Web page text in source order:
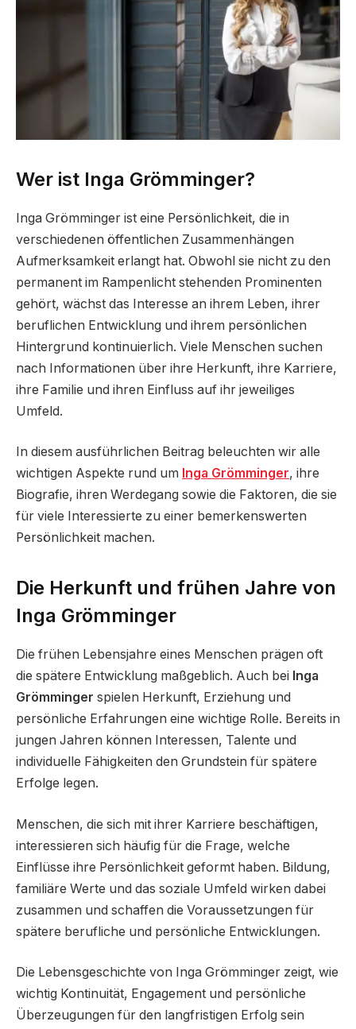
Wer ist Inga Grömminger?
Inga Grömminger ist eine Persönlichkeit, die in
verschiedenen öffentlichen Zusammenhängen
Aufmerksamkeit erlangt hat. Obwohl sie nicht zu den
permanent im Rampenlicht stehenden Prominenten
gehört, wächst das Interesse an ihrem Leben, ihrer
beruflichen Entwicklung und ihrem persönlichen
Hintergrund kontinuierlich. Viele Menschen suchen
nach Informationen über ihre Herkunft, ihre Karriere,
ihre Familie und ihren Einfluss auf ihr jeweiliges
Umfeld.
In diesem ausführlichen Beitrag beleuchten wir alle
wichtigen Aspekte rund um Inga Grömminger, ihre
Biografie, ihren Werdegang sowie die Faktoren, die sie
für viele Interessierte zu einer bemerkenswerten
Persönlichkeit machen.
Die Herkunft und frühen Jahre von
Inga Grömminger
Die frühen Lebensjahre eines Menschen prägen oft
die spätere Entwicklung maßgeblich. Auch bei Inga
Grömminger spielen Herkunft, Erziehung und
persönliche Erfahrungen eine wichtige Rolle. Bereits in
jungen Jahren können Interessen, Talente und
individuelle Fähigkeiten den Grundstein für spätere
Erfolge legen.
Menschen, die sich mit ihrer Karriere beschäftigen,
interessieren sich häufig für die Frage, welche
Einflüsse ihre Persönlichkeit geformt haben. Bildung,
familiäre Werte und das soziale Umfeld wirken dabei
zusammen und schaffen die Voraussetzungen für
spätere berufliche und persönliche Entwicklungen.
Die Lebensgeschichte von Inga Grömminger zeigt, wie
wichtig Kontinuität, Engagement und persönliche
Überzeugungen für den langfristigen Erfolg sein